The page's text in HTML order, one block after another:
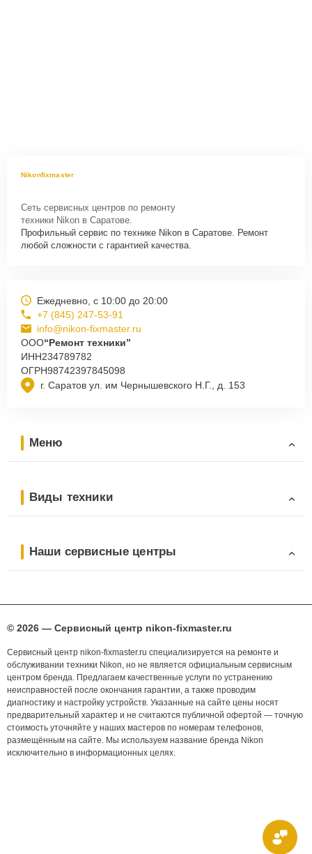
Nikonfixmaster
Сеть сервисных центров по ремонту
техники Nikon в Саратове.
Профильный сервис по технике Nikon в Саратове. Ремонт
любой сложности с гарантией качества.
г. Саратов ул. им Чернышевского Н.Г., д. 153
Ежедневно, с 10:00 до 20:00
+7 (845) 247-53-91
info@nikon-fixmaster.ru
ООО“Ремонт техники”
ИНН234789782
ОГРН98742397845098
Меню
Виды техники
Наши сервисные центры
© 2026 — Сервисный центр nikon-fixmaster.ru
Сервисный центр nikon-fixmaster.ru специализируется на ремонте и
обслуживании техники Nikon, но не является официальным сервисным
центром бренда. Предлагаем качественные услуги по устранению
неисправностей после окончания гарантии, а также проводим
диагностику и настройку устройств. Указанные на сайте цены носят
предварительный характер и не считаются публичной офертой — точную
стоимость уточняйте у наших мастеров по номерам телефонов,
размещённым на сайте. Мы используем название бренда Nikon
исключительно в информационных целях.